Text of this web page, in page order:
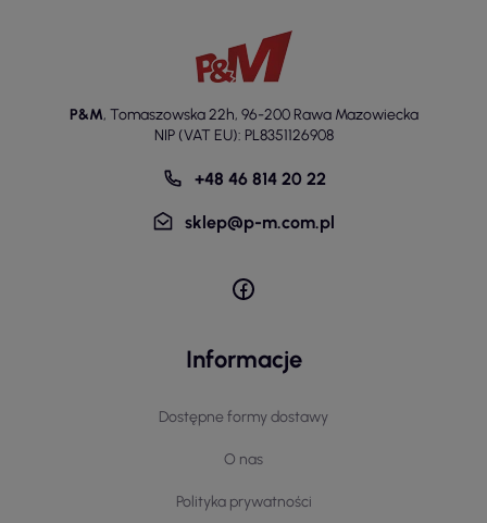
P&M, Tomaszowska 22h, 96-200 Rawa Mazowiecka
NIP (VAT EU): PL8351126908
+48 46 814 20 22
sklep@p-m.com.pl
Informacje
Dostępne formy dostawy
O nas
Polityka prywatności